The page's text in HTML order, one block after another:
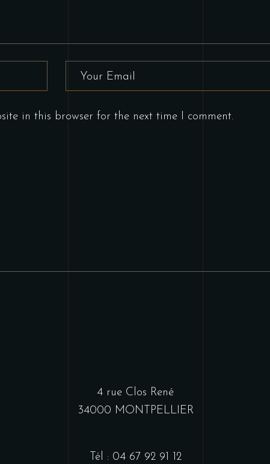
in this browser for the next time I comment.
4 rue Clos René
34000 MONTPELLIER
Tél : 04 67 92 91 12